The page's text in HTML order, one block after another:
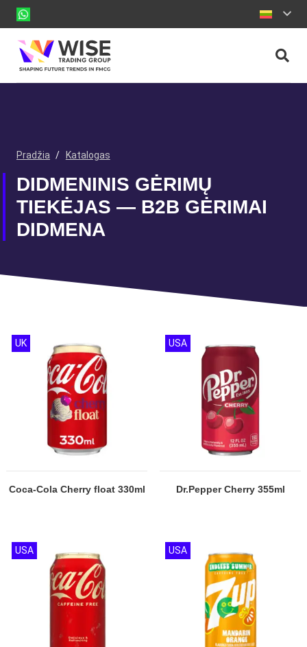
Pradžia / Katalogas
DIDMENINIS GĖRIMŲ
TIEKĖJAS — B2B GĖRIMAI
DIDMENA
Coca-Cola Cherry float 330ml
UK
Dr.Pepper Cherry 355ml
USA
USA USA